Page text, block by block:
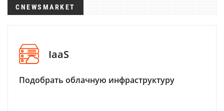
CNEWSMARKET
IaaS
Подобрать облачную инфраструктуру